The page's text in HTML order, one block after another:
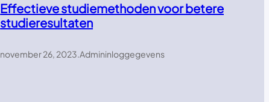
Effectieve studiemethoden voor betere
studieresultaten
november 26, 2023.Admininloggegevens